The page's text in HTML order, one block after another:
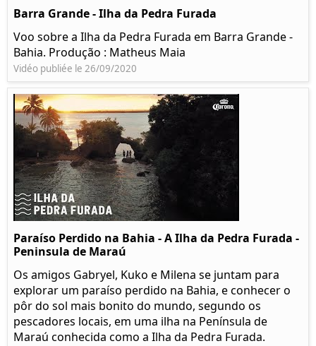
Barra Grande - Ilha da Pedra Furada
Voo sobre a Ilha da Pedra Furada em Barra Grande -
Bahia. Produção : Matheus Maia
Vidéo publiée le 26/09/2020
Paraíso Perdido na Bahia - A Ilha da Pedra Furada -
Peninsula de Maraú
Os amigos Gabryel, Kuko e Milena se juntam para
explorar um paraíso perdido na Bahia, e conhecer o
pôr do sol mais bonito do mundo, segundo os
pescadores locais, em uma ilha na Península de
Maraú conhecida como a Ilha da Pedra Furada.